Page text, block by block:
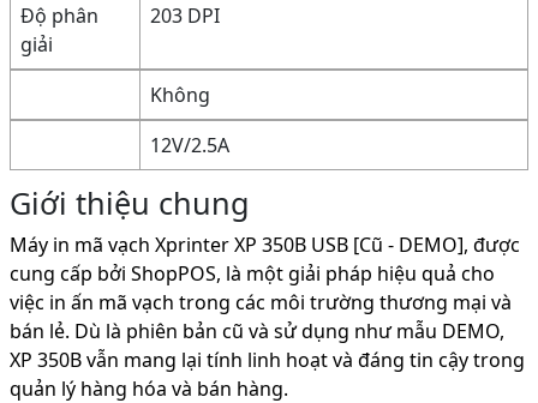
Độ phân
giải
203 DPI
Không
12V/2.5A
Giới thiệu chung
Máy in mã vạch Xprinter XP 350B USB [Cũ - DEMO], được
cung cấp bởi ShopPOS, là một giải pháp hiệu quả cho
việc in ấn mã vạch trong các môi trường thương mại và
bán lẻ. Dù là phiên bản cũ và sử dụng như mẫu DEMO,
XP 350B vẫn mang lại tính linh hoạt và đáng tin cậy trong
quản lý hàng hóa và bán hàng.